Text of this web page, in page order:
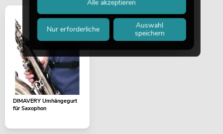
DIMAVERY Umhängegurt
für Saxophon
Nur erforderliche
Auswahl
speichern
Alle akzeptieren